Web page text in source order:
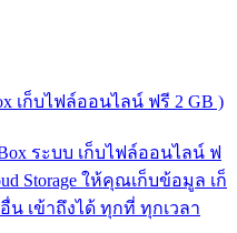
เก็บไฟล์ออนไลน์ ฟรี 2 GB )
ระบบ เก็บไฟล์ออนไลน์ ฟ
Storage ให้คุณเก็บข้อมูล เก็
เข้าถึงได้ ทุกที่ ทุกเวลา